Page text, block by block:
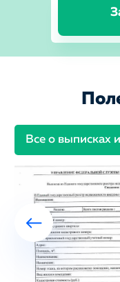
Все о выписках